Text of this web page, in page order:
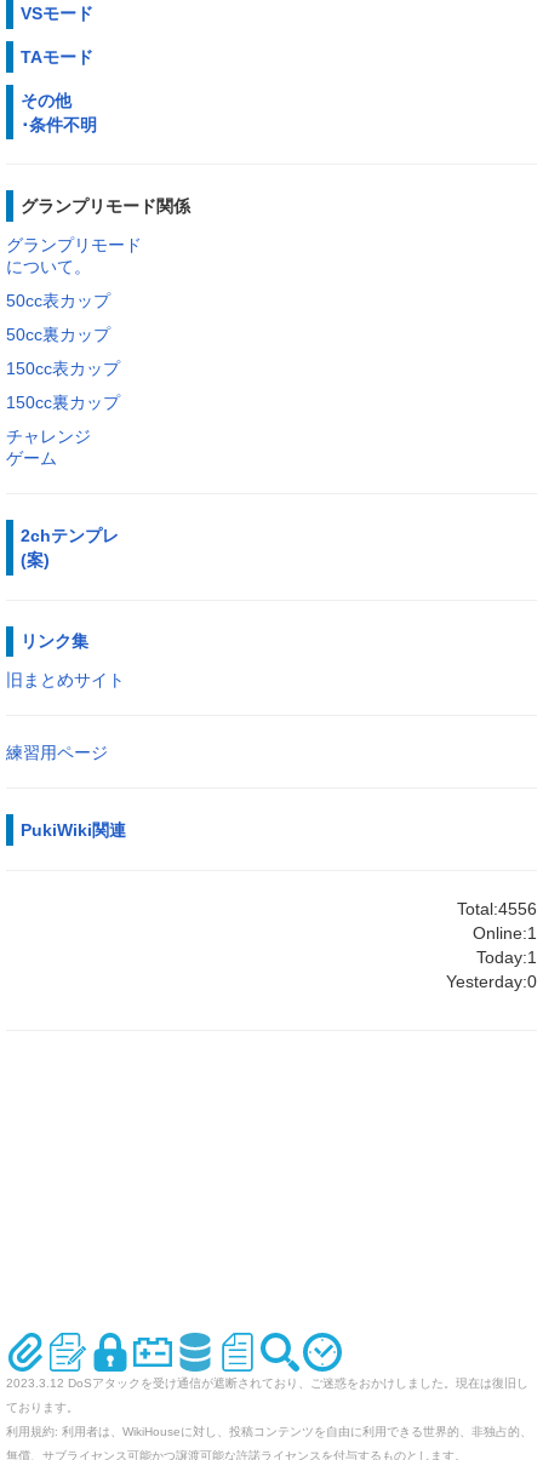
VSモード
TAモード
その他
･条件不明
グランプリモード関係
グランプリモード
について。
50cc表カップ
50cc裏カップ
150cc表カップ
150cc裏カップ
チャレンジ
ゲーム
2chテンプレ
(案)
リンク集
旧まとめサイト
練習用ページ
PukiWiki関連
Total:4556
Online:1
Today:1
Yesterday:0
2023.3.12 DoSアタックを受け通信が遮断されており、ご迷惑をおかけしました。現在は復旧し
ております。
利用規約: 利用者は、WikiHouseに対し、投稿コンテンツを自由に利用できる世界的、非独占的、
無償、サブライセンス可能かつ譲渡可能な許諾ライセンスを付与するものとします。